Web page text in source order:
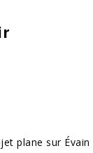
plane sur Évain